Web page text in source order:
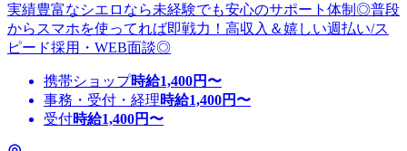
実績豊富なシエロなら未経験でも安心のサポート体制◎普段
からスマホを使ってれば即戦力！高収入＆嬉しい週払い/ス
ピード採用・WEB面談◎
携帯ショップ時給1,400円〜
事務・受付・経理時給1,400円〜
受付時給1,400円〜